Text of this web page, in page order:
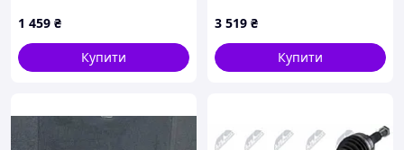
1 459 ₴
Купити
32610-23330-71
3 519 ₴
Купити